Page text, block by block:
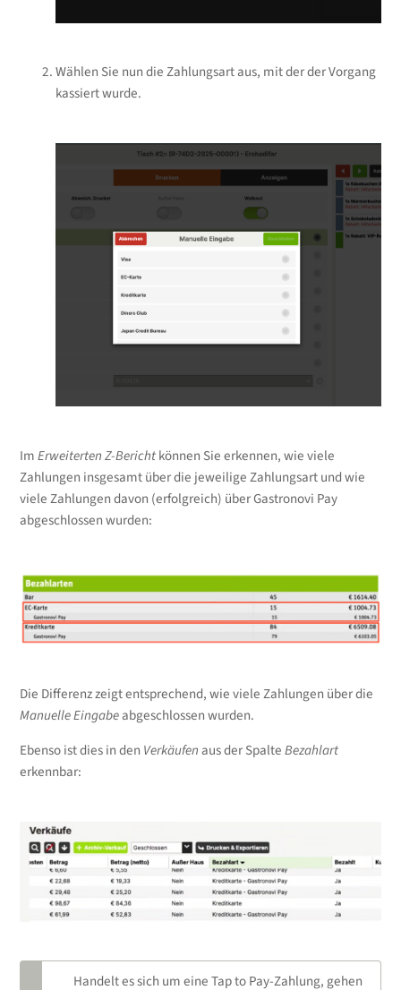
Wählen Sie nun die Zahlungsart aus, mit der der Vorgang
kassiert wurde.
ImErweiterten Z-Berichtkönnen Sie erkennen, wie viele
Zahlungen insgesamt über die jeweilige Zahlungsart und wie
viele Zahlungen davon (erfolgreich) über Gastronovi Pay
abgeschlossen wurden:
Die Differenz zeigt entsprechend, wie viele Zahlungen über die
Manuelle Eingabeabgeschlossen wurden.
Ebenso ist dies in den Verkäufenaus der SpalteBezahlart
erkennbar:
Handelt es sich um eine Tap to Pay-Zahlung, gehen